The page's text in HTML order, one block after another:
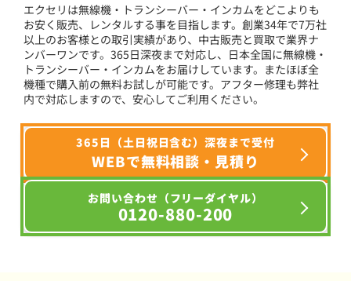
エクセリは無線機・トランシーバー・インカムをどこよりも
お安く販売、レンタルする事を目指します。創業34年で7万社
以上のお客様との取引実績があり、中古販売と買取で業界ナ
ンバーワンです。365日深夜まで対応し、日本全国に無線機・
トランシーバー・インカムをお届けしています。またほぼ全
機種で購入前の無料お試しが可能です。アフター修理も弊社
内で対応しますので、安心してご利用ください。
365日（土日祝日含む）深夜まで受付
WEBで無料相談・見積り
お問い合わせ（フリーダイヤル）
0120-880-200